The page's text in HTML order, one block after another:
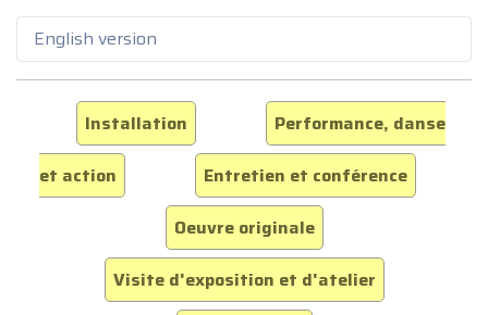
English version
Installation
Performance, danse
et action
Entretien et conférence
Oeuvre originale
Visite d'exposition et d'atelier